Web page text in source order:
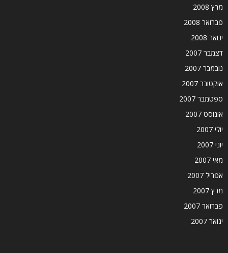
מרץ 2008
פברואר 2008
ינואר 2008
דצמבר 2007
נובמבר 2007
אוקטובר 2007
ספטמבר 2007
אוגוסט 2007
יולי 2007
יוני 2007
מאי 2007
אפריל 2007
מרץ 2007
פברואר 2007
ינואר 2007